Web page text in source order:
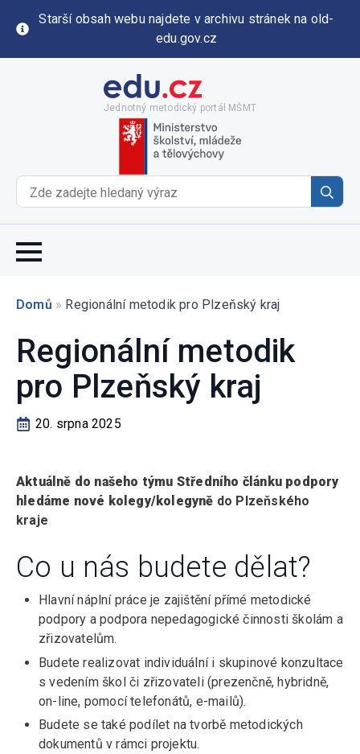
Starší obsah webu najdete v archivu stránek na old-
edu.gov.cz
Jednotný metodický portál MŠMT
for:
Domů » Regionální metodik pro Plzeňský kraj
Regionální metodik
pro Plzeňský kraj
20. srpna 2025
Aktuálně do našeho týmu Středního článku podpory
hledáme nové kolegy/kolegyně do Plzeňského
kraje
Co u nás budete dělat?
Hlavní náplní práce je zajištění přímé metodické
podpory a podpora nepedagogické činnosti školám a
zřizovatelům.
Budete realizovat individuální i skupinové konzultace
s vedením škol či zřizovateli (prezenčně, hybridně,
on-line, pomocí telefonátů, e-mailů).
Budete se také podílet na tvorbě metodických
dokumentů v rámci projektu.